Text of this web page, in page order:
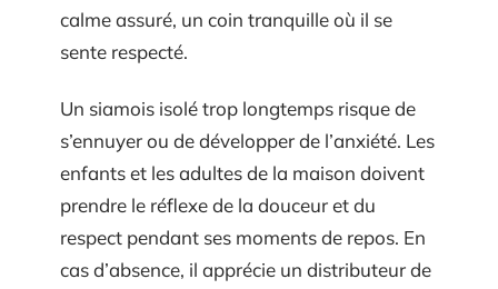
calme assuré, un coin tranquille où il se
sente respecté.
Un siamois isolé trop longtemps risque de
s’ennuyer ou de développer de l’anxiété. Les
enfants et les adultes de la maison doivent
prendre le réflexe de la douceur et du
respect pendant ses moments de repos. En
cas d’absence, il apprécie un distributeur de